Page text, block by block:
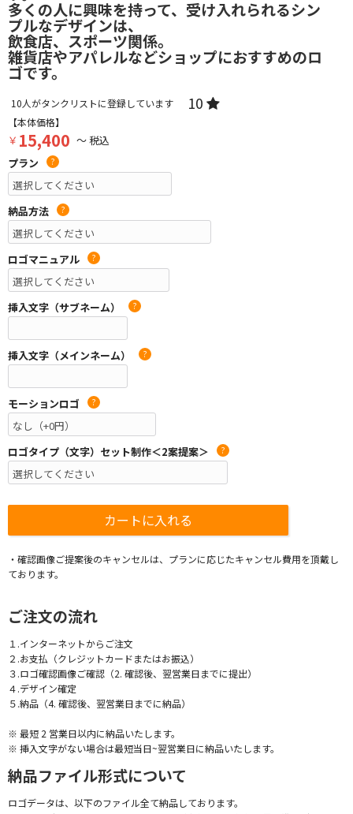
多くの人に興味を持って、受け入れられるシン
プルなデザインは、
飲食店、スポーツ関係。
雑貨店やアパレルなどショップにおすすめのロ
ゴです。
10人がタンクリストに登録しています 10
【本体価格】
￥ 15,400 ～ 税込
プラン
?
納品方法 ?
ロゴマニュアル ?
挿入文字（サブネーム） ?
挿入文字（メインネーム） ?
モーションロゴ ?
ロゴタイプ（文字）セット制作＜2案提案＞ ?
・確認画像ご提案後のキャンセルは、プランに応じたキャンセル費用を頂戴し
ております。
ご注文の流れ
１.インターネットからご注文
２.お支払（クレジットカードまたはお振込）
３.ロゴ確認画像ご確認（2. 確認後、翌営業日までに提出）
４.デザイン確定
５.納品（4. 確認後、翌営業日までに納品）
※ 最短 2 営業日以内に納品いたします。
※ 挿入文字がない場合は最短当日~翌営業日に納品いたします。
納品ファイル形式について
ロゴデータは、以下のファイル全て納品しております。